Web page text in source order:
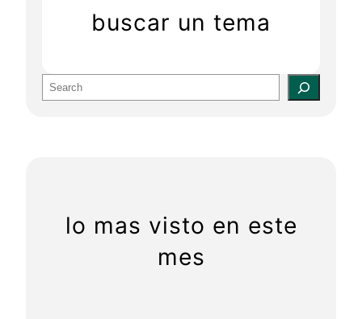
buscar un tema
e
lo mas visto en este
mes